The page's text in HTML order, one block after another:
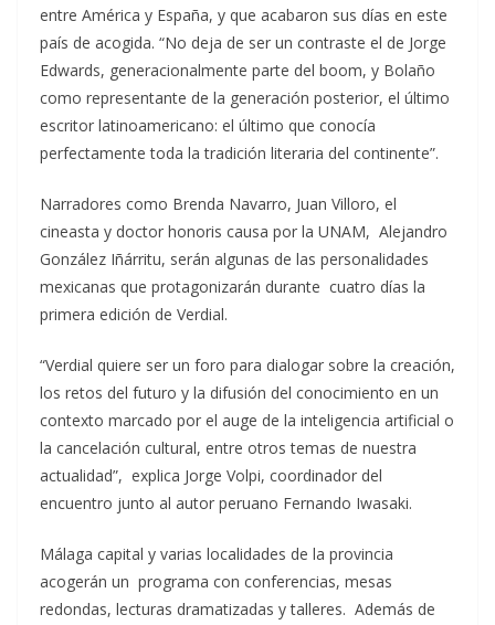
entre América y España, y que acabaron sus días en este
país de acogida. “No deja de ser un contraste el de Jorge
Edwards, generacionalmente parte del boom, y Bolaño
como representante de la generación posterior, el último
escritor latinoamericano: el último que conocía
perfectamente toda la tradición literaria del continente”.
Narradores como Brenda Navarro, Juan Villoro, el
cineasta y doctor honoris causa por la UNAM, Alejandro
González Iñárritu, serán algunas de las personalidades
mexicanas que protagonizarán durante cuatro días la
primera edición de Verdial.
“Verdial quiere ser un foro para dialogar sobre la creación,
los retos del futuro y la difusión del conocimiento en un
contexto marcado por el auge de la inteligencia artificial o
la cancelación cultural, entre otros temas de nuestra
actualidad”, explica Jorge Volpi, coordinador del
encuentro junto al autor peruano Fernando Iwasaki.
Málaga capital y varias localidades de la provincia
acogerán un programa con conferencias, mesas
redondas, lecturas dramatizadas y talleres. Además de